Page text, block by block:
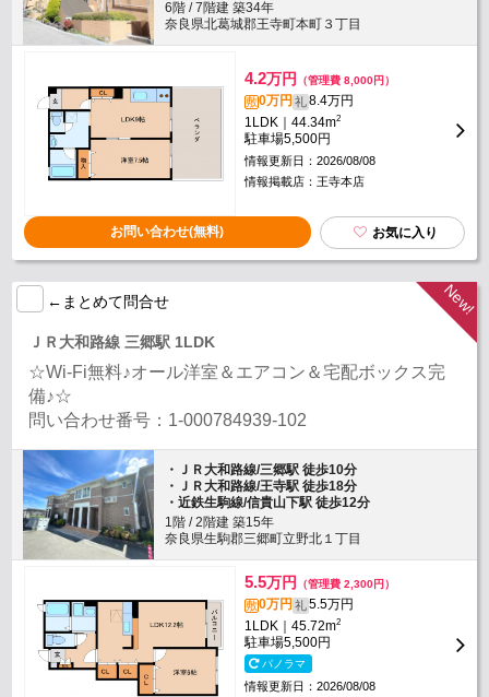
6階 / 7階建 築34年
奈良県北葛城郡王寺町本町３丁目
4.2万円 （管理費 8,000円）
敷0万円 礼8.4万円
1LDK｜44.34m2
駐車場5,500円
情報更新日：2026/08/08
情報掲載店：王寺本店
お問い合わせ(無料) お気に入り
←まとめて問合せ
ＪＲ大和路線 三郷駅 1LDK
☆Wi-Fi無料♪オール洋室＆エアコン＆宅配ボックス完
備♪☆
問い合わせ番号：1-000784939-102
・ＪＲ大和路線/三郷駅 徒歩10分
・ＪＲ大和路線/王寺駅 徒歩18分
・近鉄生駒線/信貴山下駅 徒歩12分
1階 / 2階建 築15年
奈良県生駒郡三郷町立野北１丁目
5.5万円 （管理費 2,300円）
敷0万円 礼5.5万円
1LDK｜45.72m2
駐車場5,500円
パノラマ
情報更新日：2026/08/08